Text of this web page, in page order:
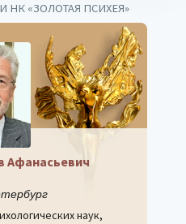
НК «ЗОЛОТАЯ ПСИХЕЯ»
Афанасьевич
наук,